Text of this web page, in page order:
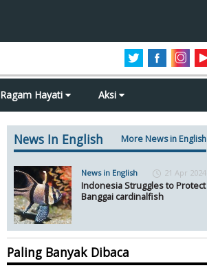
Ragam Hayati Aksi
News In English More News in English
News in English 21 Apr 2024
Indonesia Struggles to Protect
Banggai cardinalfish
Paling Banyak Dibaca